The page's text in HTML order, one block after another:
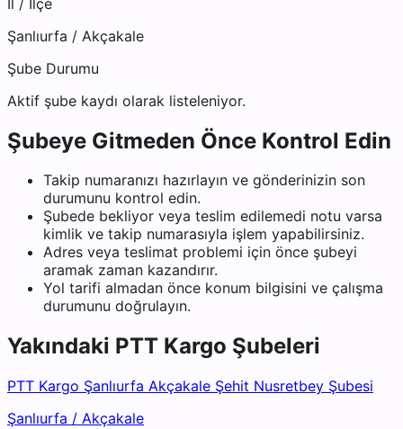
Şanlıurfa / Akçakale
Şube Durumu
Aktif şube kaydı olarak listeleniyor.
Şubeye Gitmeden Önce Kontrol Edin
Takip numaranızı hazırlayın ve gönderinizin son
durumunu kontrol edin.
Şubede bekliyor veya teslim edilemedi notu varsa
kimlik ve takip numarasıyla işlem yapabilirsiniz.
Adres veya teslimat problemi için önce şubeyi
aramak zaman kazandırır.
Yol tarifi almadan önce konum bilgisini ve çalışma
durumunu doğrulayın.
Yakındaki PTT Kargo Şubeleri
PTT Kargo Şanlıurfa Akçakale Şehit Nusretbey Şubesi
Şanlıurfa / Akçakale